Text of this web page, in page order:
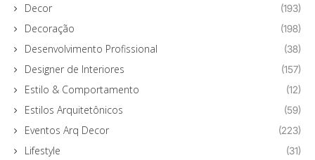
Decor (193)
Decoração (198)
Desenvolvimento Profissional (38)
Designer de Interiores (157)
Estilo & Comportamento (12)
Estilos Arquitetônicos (59)
Eventos Arq Decor (223)
Lifestyle (31)